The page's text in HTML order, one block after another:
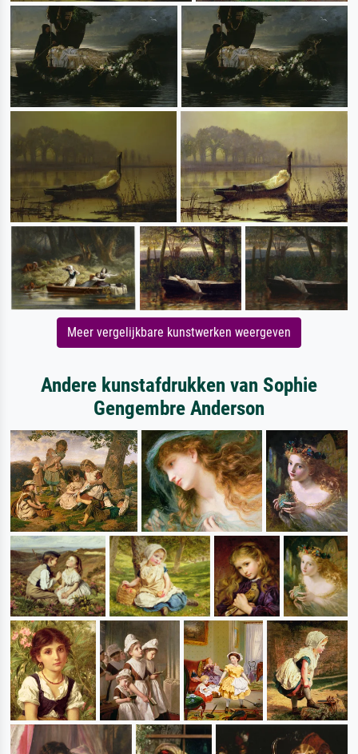
Meer vergelijkbare kunstwerken weergeven
Andere kunstafdrukken van Sophie
Gengembre Anderson